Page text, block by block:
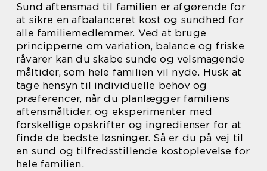
Sund aftensmad til familien er afgørende for
at sikre en afbalanceret kost og sundhed for
alle familiemedlemmer. Ved at bruge
principperne om variation, balance og friske
råvarer kan du skabe sunde og velsmagende
måltider, som hele familien vil nyde. Husk at
tage hensyn til individuelle behov og
præferencer, når du planlægger familiens
aftensmåltider, og eksperimenter med
forskellige opskrifter og ingredienser for at
finde de bedste løsninger. Så er du på vej til
en sund og tilfredsstillende kostoplevelse for
hele familien.